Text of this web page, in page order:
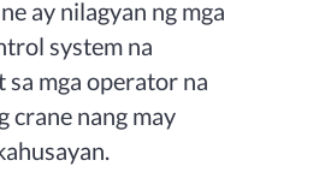
ay nilagyan ng mga
system na
mga operator na
crane nang may